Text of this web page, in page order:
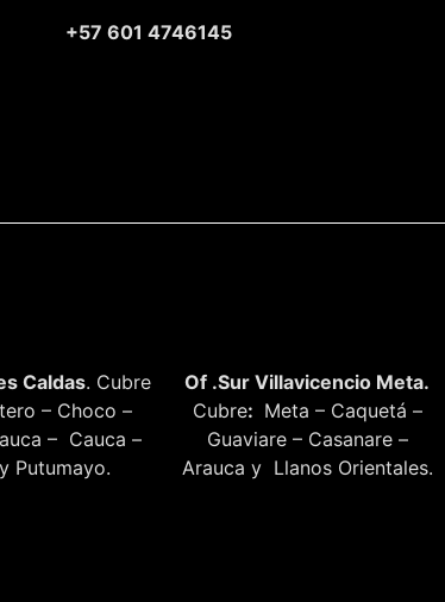
+57 601 4746145
Caldas. Cubre
– Choco –
– Cauca –
Putumayo.
Of .Sur Villavicencio Meta.
Cubre: Meta – Caquetá –
Guaviare – Casanare –
Arauca y Llanos Orientales.